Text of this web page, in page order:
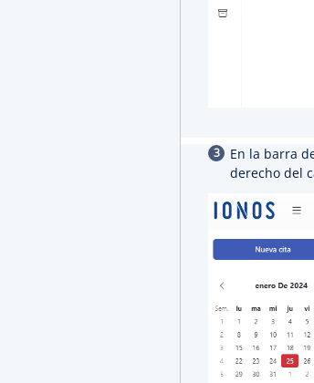
En la barra
derecho del